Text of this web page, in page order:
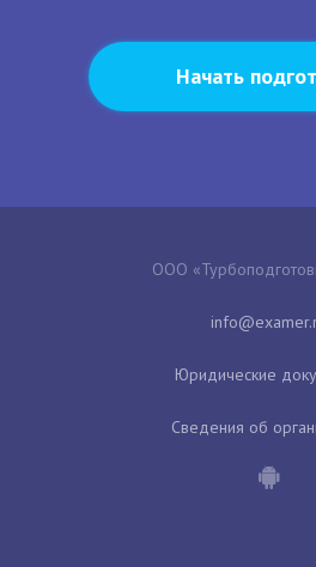
Начать
ООО
Юридические
Сведения об